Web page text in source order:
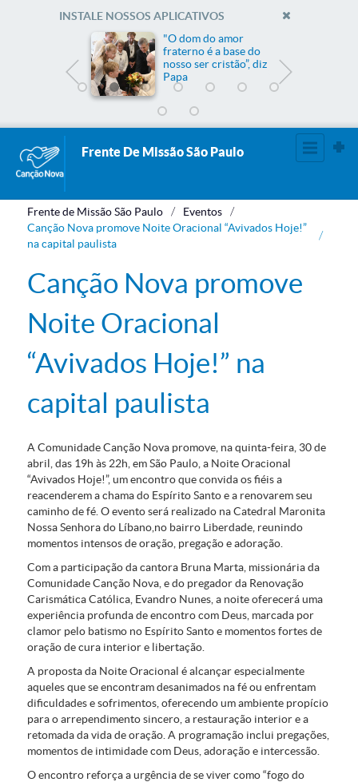
INSTALE NOSSOS APLICATIVOS
"O dom do amor
fraterno é a base do
nosso ser cristão”, diz
Papa
Frente De Missão São Paulo
Frente de Missão São Paulo
Eventos
Canção Nova promove Noite Oracional “Avivados Hoje!”
na capital paulista
Canção Nova promove
Noite Oracional
“Avivados Hoje!” na
capital paulista
A Comunidade Canção Nova promove, na quinta-feira, 30 de
abril, das 19h às 22h, em São Paulo, a Noite Oracional
“Avivados Hoje!”, um encontro que convida os fiéis a
reacenderem a chama do Espírito Santo e a renovarem seu
caminho de fé. O evento será realizado na Catedral Maronita
Nossa Senhora do Líbano,no bairro Liberdade, reunindo
momentos intensos de oração, pregação e adoração.
Com a participação da cantora Bruna Marta, missionária da
Comunidade Canção Nova, e do pregador da Renovação
Carismática Católica, Evandro Nunes, a noite oferecerá uma
experiência profunda de encontro com Deus, marcada por
clamor pelo batismo no Espírito Santo e momentos fortes de
oração de cura interior e libertação.
A proposta da Noite Oracional é alcançar especialmente
aqueles que se encontram desanimados na fé ou enfrentam
dificuldades e sofrimentos, oferecendo um ambiente propício
para o arrependimento sincero, a restauração interior e a
retomada da vida de oração. A programação inclui pregações,
momentos de intimidade com Deus, adoração e intercessão.
O encontro reforça a urgência de se viver como “fogo do